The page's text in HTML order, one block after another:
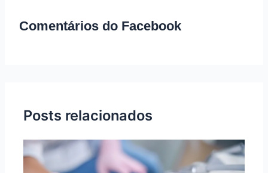
Comentários do Facebook
Posts relacionados